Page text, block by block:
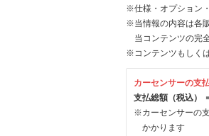
※仕様・オプション
※当情報の内容は各
当コンテンツの完
※コンテンツもしく
カーセンサーの支
支払総額（税込）
※カーセンサーの
かかります